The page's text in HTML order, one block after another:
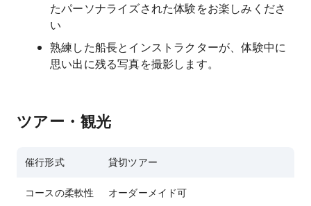
たパーソナライズされた体験をお楽しみくださ
い
熟練した船長とインストラクターが、体験中に
思い出に残る写真を撮影します。
ツアー・観光
催行形式 貸切ツアー
コースの柔軟性 オーダーメイド可